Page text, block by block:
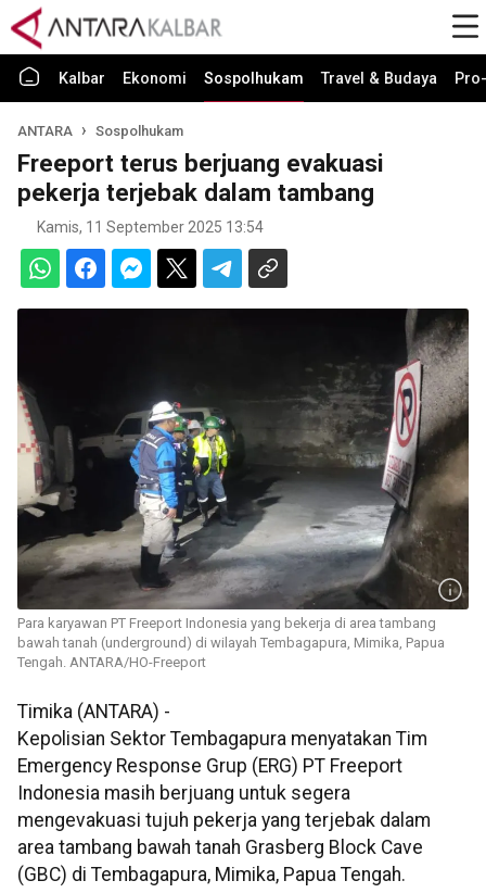
Kalbar Ekonomi Sospolhukam Travel & Budaya
ANTARA Sospolhukam
Freeport terus berjuang evakuasi
pekerja terjebak dalam tambang
Kamis, 11 September 2025 13:54
Para karyawan PT Freeport Indonesia yang bekerja di area tambang
bawah tanah (underground) di wilayah Tembagapura, Mimika, Papua
Tengah. ANTARA/HO-Freeport
Timika (ANTARA) -
Kepolisian Sektor Tembagapura menyatakan Tim
Emergency Response Grup (ERG) PT Freeport
Indonesia masih berjuang untuk segera
mengevakuasi tujuh pekerja yang terjebak dalam
area tambang bawah tanah Grasberg Block Cave
(GBC) di Tembagapura, Mimika, Papua Tengah.